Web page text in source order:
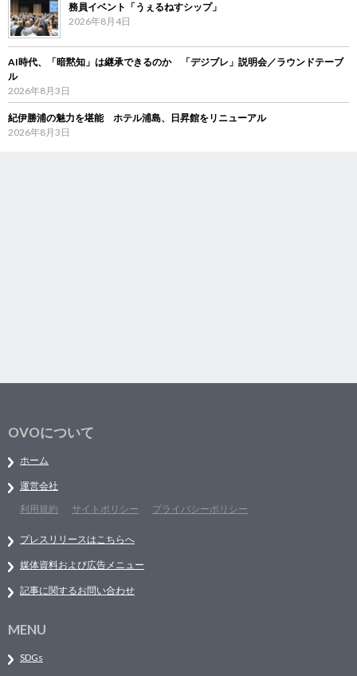
務員イベント「うぇるねすシップ」
2026年8月4日
AI時代、「暗黙知」は継承できるのか 「デジブレ」説明会／ラウンドテーブ
ル
2026年8月3日
紀伊勝浦の魅力を堪能 ホテル浦島、日昇館をリニューアル
2026年8月3日
OVOについて
ホーム
運営会社
利用規約
サイトポリシー プライバシーポリシー
プレスリリースはこちらへ
媒体資料および広告メニュー
記事に関するお問い合わせ
MENU
SDGs